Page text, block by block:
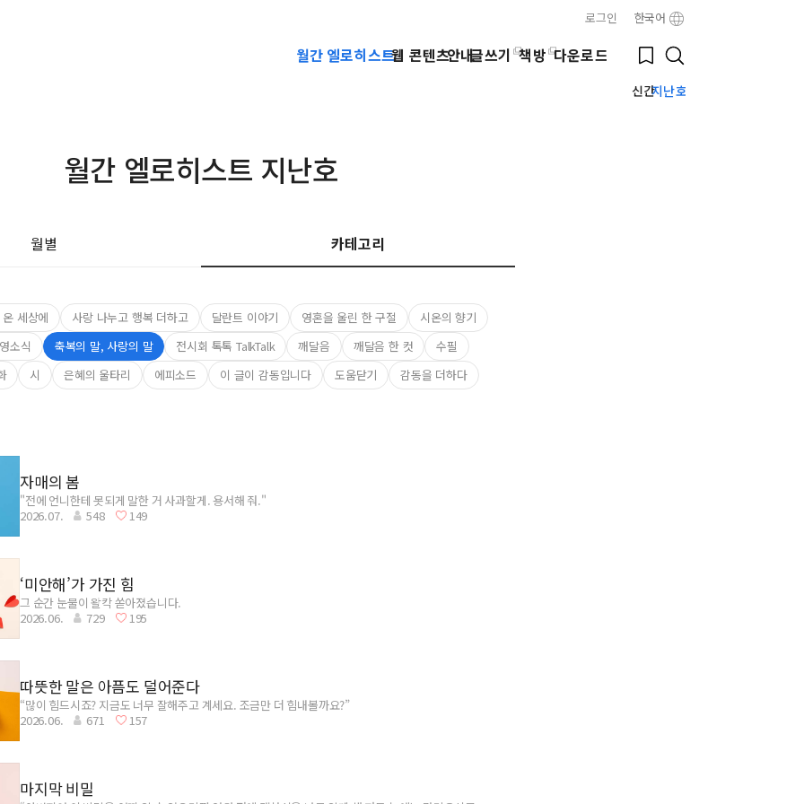
로그인 한국어
Bookmark
Search
월간 엘로히스트웹 콘텐츠안내글쓰기 책방 다운로드
신간지난호
월간 엘로히스트 지난호
월별 카테고리
세상에 사랑 나누고 행복 더하고 달란트 이야기 영혼을 울린 한 구절
시온의 향기
소식
축복의 말, 사랑의 말 전시회 톡톡 TalkTalk 깨달음 깨달음 한 컷
수필
시 은혜의 울타리 에피소드 이 글이 감동입니다 도움닫기 감동을 더하다
자매의 봄
"전에 언니한테 못되게 말한 거 사과할게. 용서해 줘."
2026.07.
548 149
‘미안해’가 가진 힘
그 순간 눈물이 왈칵 쏟아졌습니다.
2026.06.
729 195
따뜻한 말은 아픔도 덜어준다
“많이 힘드시죠? 지금도 너무 잘해주고 계세요. 조금만 더 힘내볼까요?”
2026.06.
671 157
마지막 비밀